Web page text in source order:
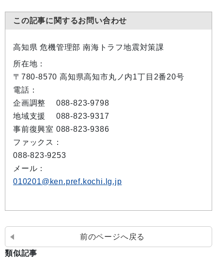
この記事に関するお問い合わせ
高知県 危機管理部 南海トラフ地震対策課
所在地：
〒780-8570 高知県高知市丸ノ内1丁目2番20号
電話：
企画調整 088-823-9798
地域支援 088-823-9317
事前復興室 088-823-9386
ファックス：
088-823-9253
メール：
010201@ken.pref.kochi.lg.jp
前のページへ戻る
類似記事